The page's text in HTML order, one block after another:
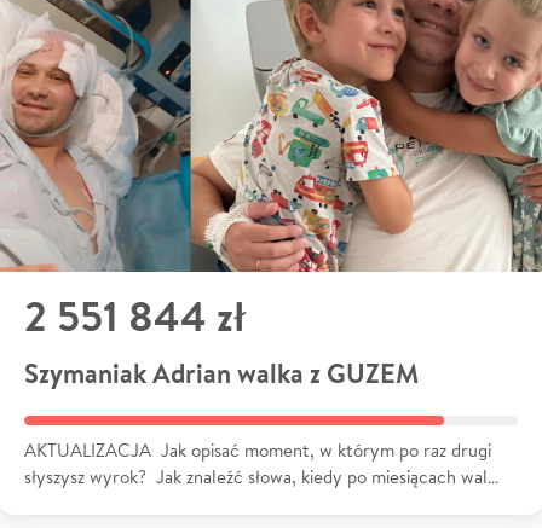
2 551 844 zł
Szymaniak Adrian walka z GUZEM
AKTUALIZACJA Jak opisać moment, w którym po raz drugi
słyszysz wyrok? Jak znaleźć słowa, kiedy po miesiącach wal…